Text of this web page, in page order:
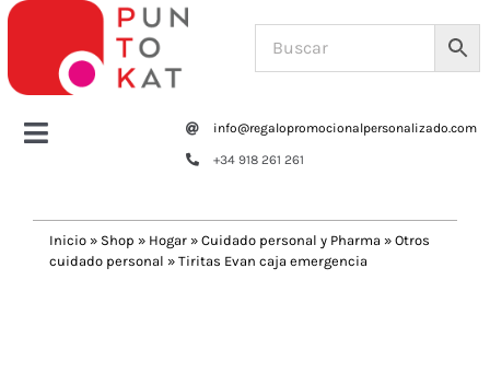
Saltar
contenido
Toggle
Tazas y botellas
info@regalopromocionalpersonalizado.com
+34 918 261 261
Inicio » Shop » Hogar » Cuidado personal y Pharma » Otros
cuidado personal » Tiritas Evan caja emergencia